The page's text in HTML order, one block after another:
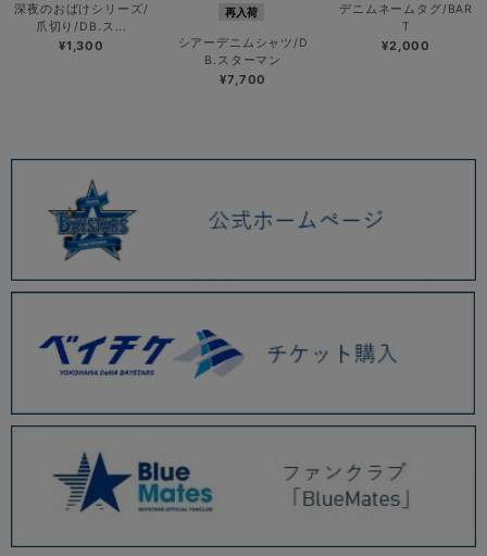
深夜のおばけシリーズ/
爪切り/DB.ス...
¥1,300
再入荷
シアーデニムシャツ/D
B.スターマン
¥7,700
デニムネームタグ/BAR
T
¥2,000